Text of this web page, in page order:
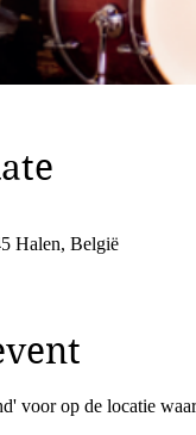
Halen, België
voor op de locatie